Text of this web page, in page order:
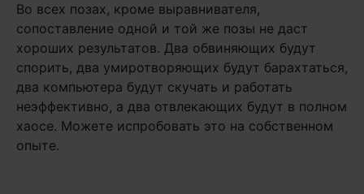
Во всех позах, кроме выравнивателя,
сопоставление одной и той же позы не даст
хороших результатов. Два обвиняющих будут
спорить, два умиротворяющих будут барахтаться,
два компьютера будут скучать и работать
неэффективно, а два отвлекающих будут в полном
хаосе. Можете испробовать это на собственном
опыте.